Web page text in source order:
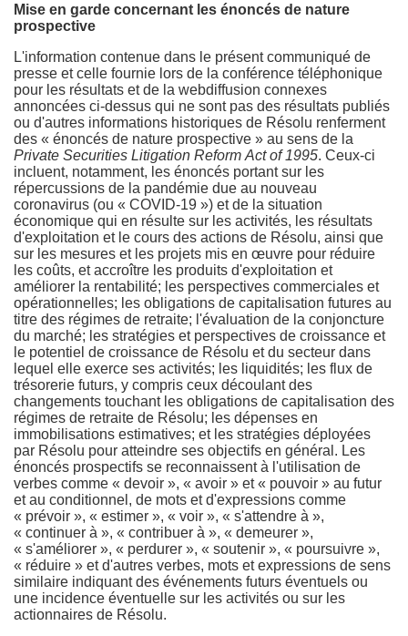
Mise en garde concernant les énoncés de nature
prospective
L'information contenue dans le présent communiqué de
presse et celle fournie lors de la conférence téléphonique
pour les résultats et de la webdiffusion connexes
annoncées ci-dessus qui ne sont pas des résultats publiés
ou d'autres informations historiques de Résolu renferment
des « énoncés de nature prospective » au sens de la
Private Securities Litigation Reform Act of 1995. Ceux-ci
incluent, notamment, les énoncés portant sur les
répercussions de la pandémie due au nouveau
coronavirus (ou « COVID-19 ») et de la situation
économique qui en résulte sur les activités, les résultats
d'exploitation et le cours des actions de Résolu, ainsi que
sur les mesures et les projets mis en œuvre pour réduire
les coûts, et accroître les produits d'exploitation et
améliorer la rentabilité; les perspectives commerciales et
opérationnelles; les obligations de capitalisation futures au
titre des régimes de retraite; l'évaluation de la conjoncture
du marché; les stratégies et perspectives de croissance et
le potentiel de croissance de Résolu et du secteur dans
lequel elle exerce ses activités; les liquidités; les flux de
trésorerie futurs, y compris ceux découlant des
changements touchant les obligations de capitalisation des
régimes de retraite de Résolu; les dépenses en
immobilisations estimatives; et les stratégies déployées
par Résolu pour atteindre ses objectifs en général. Les
énoncés prospectifs se reconnaissent à l'utilisation de
verbes comme « devoir », « avoir » et « pouvoir » au futur
et au conditionnel, de mots et d'expressions comme
« prévoir », « estimer », « voir », « s'attendre à »,
« continuer à », « contribuer à », « demeurer »,
« s'améliorer », « perdurer », « soutenir », « poursuivre »,
« réduire » et d'autres verbes, mots et expressions de sens
similaire indiquant des événements futurs éventuels ou
une incidence éventuelle sur les activités ou sur les
actionnaires de Résolu.